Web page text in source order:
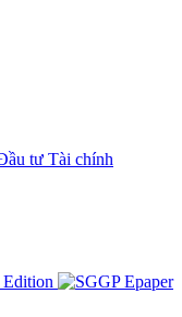
tư Tài chính